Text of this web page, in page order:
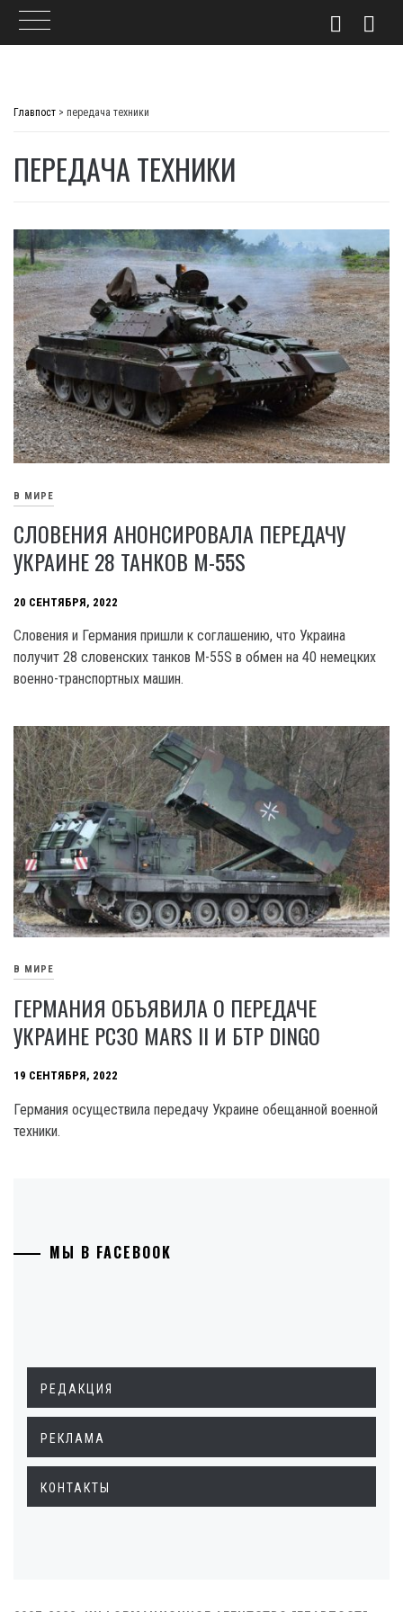
Главпост > передача техники
ПЕРЕДАЧА ТЕХНИКИ
В МИРЕ
СЛОВЕНИЯ АНОНСИРОВАЛА ПЕРЕДАЧУ
УКРАИНЕ 28 ТАНКОВ М-55S
20 СЕНТЯБРЯ, 2022
Словения и Германия пришли к соглашению, что Украина
получит 28 словенских танков М-55S в обмен на 40 немецких
военно-транспортных машин.
В МИРЕ
ГЕРМАНИЯ ОБЪЯВИЛА О ПЕРЕДАЧЕ
УКРАИНЕ РСЗО MARS II И БТР DINGO
19 СЕНТЯБРЯ, 2022
Германия осуществила передачу Украине обещанной военной
техники.
МЫ В FACEBOOK
РЕДАКЦИЯ
РЕКЛАМА
КОНТАКТЫ